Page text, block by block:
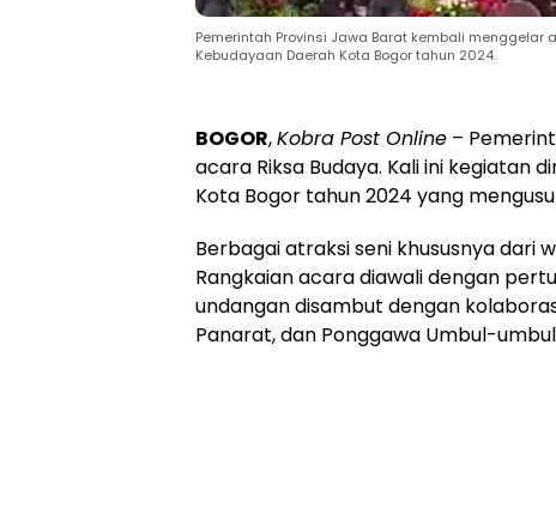
Pemerintah Provinsi Jawa Barat kembali
Kebudayaan Daerah Kota Bogor tahun 2024.
BOGOR,Kobra Post Online –
acara Riksa Budaya. Kali ini kegiatan
Kota Bogor tahun 2024 yang
Berbagai atraksi seni khususnya dari
Rangkaian acara diawali dengan
undangan disambut dengan
Panarat, dan Ponggawa Umbul-